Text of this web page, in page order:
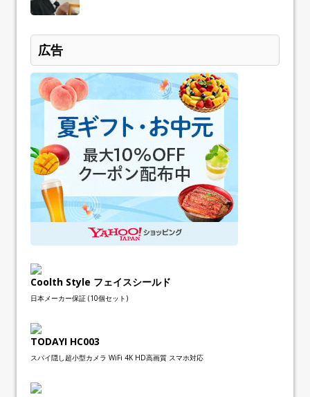
広告
Coolth Style フェイスシールド
日本メーカー保証 (10個セット)
TODAYI HC003
スパイ隠し超小型カメラ WiFi 4K HD高画質 スマホ対応